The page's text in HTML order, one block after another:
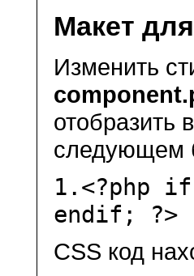
Макет
Изменить
отобразить
следующем
1. <?php if
endif; ?>
CSS код